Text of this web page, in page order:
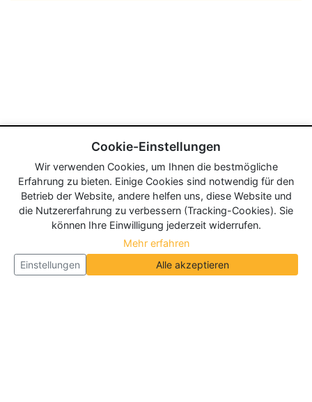
Cookie-Einstellungen
Wir verwenden Cookies, um Ihnen die bestmögliche
Erfahrung zu bieten. Einige Cookies sind notwendig für den
Betrieb der Website, andere helfen uns, diese Website und
die Nutzererfahrung zu verbessern (Tracking-Cookies). Sie
können Ihre Einwilligung jederzeit widerrufen.
Mehr erfahren
Einstellungen
Alle akzeptieren